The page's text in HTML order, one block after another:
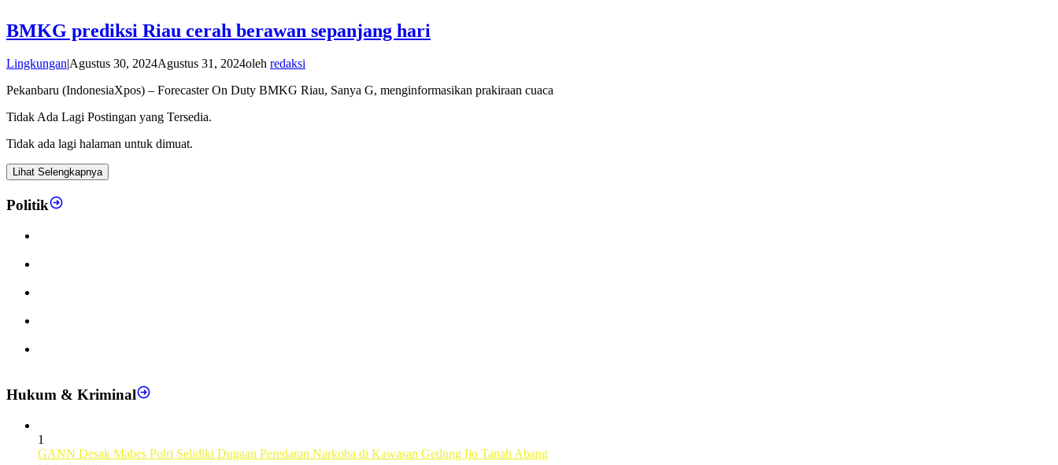
BMKG prediksi Riau cerah berawan sepanjang hari
LingkunganAgustus 30, 2024Agustus 31, 2024oleh redaksi
Pekanbaru (IndonesiaXpos) – Forecaster On Duty BMKG Riau, Sanya G, menginformasikan prakiraan cuaca
Tidak Ada Lagi Postingan yang Tersedia.
Tidak ada lagi halaman untuk dimuat.
Lihat Selengkapnya
Politik
Hukum & Kriminal
1
GANN Desak Mabes Polri Selidiki Dugaan Peredaran Narkoba di Kawasan Gedung Ijo Tanah Abang